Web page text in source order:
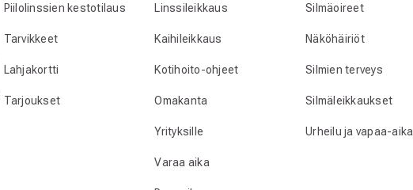
Piilolinssien kestotilaus
Tarvikkeet
Lahjakortti
Tarjoukset
Linssileikkaus
Kaihileikkaus
Kotihoito-ohjeet
Omakanta
Yrityksille
Varaa aika
Silmäoireet
Näköhäiriöt
Silmien terveys
Silmäleikkaukset
Urheilu ja vapaa-aika